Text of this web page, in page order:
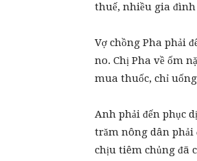
thuế, nhiều gia
Vợ chồng Pha phải
no. Chị Pha về ốm
mua thuốc, chỉ
Anh phải đến phục
trăm nông dân phải
chịu tiêm chủng đã